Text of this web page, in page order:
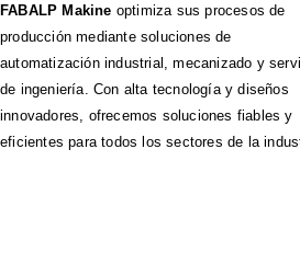
FABALP Makine optimiza sus procesos de
producción mediante soluciones de
automatización industrial, mecanizado y
de ingeniería. Con alta tecnología y diseños
innovadores, ofrecemos soluciones fiables y
eficientes para todos los sectores de la